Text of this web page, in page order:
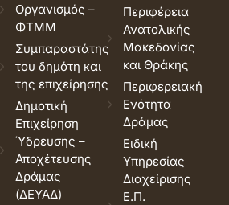
Οργανισμός –
ΦΤΜΜ
Συμπαραστάτης
του δημότη και
της επιχείρησης
Δημοτική
Επιχείρηση
Ύδρευσης –
Αποχέτευσης
Δράμας
(ΔΕΥΑΔ)
Περιφέρεια
Ανατολικής
Μακεδονίας
και Θράκης
Περιφερειακή
Ενότητα
Δράμας
Ειδική
Υπηρεσίας
Διαχείρισης
Ε.Π.